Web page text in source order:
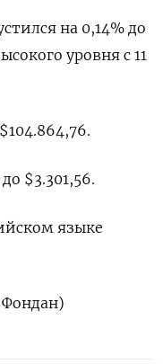
на 0,14% до
уровня с 11
$3.301,56.
языке
Фондан)